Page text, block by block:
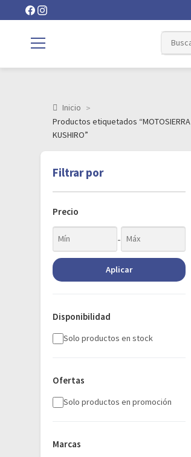
Inicio
Productos etiquetados “MOTOSIERRA
KUSHIRO”
Filtrar por
Precio
-
Aplicar
Disponibilidad
Solo productos en stock
Ofertas
Solo productos en promoción
Marcas